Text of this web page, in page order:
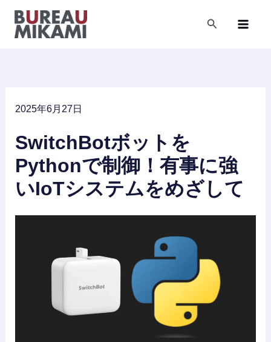
検
2025年6月27日
SwitchBotボットを
Pythonで制御！有事に強
いIoTシステムをめざして